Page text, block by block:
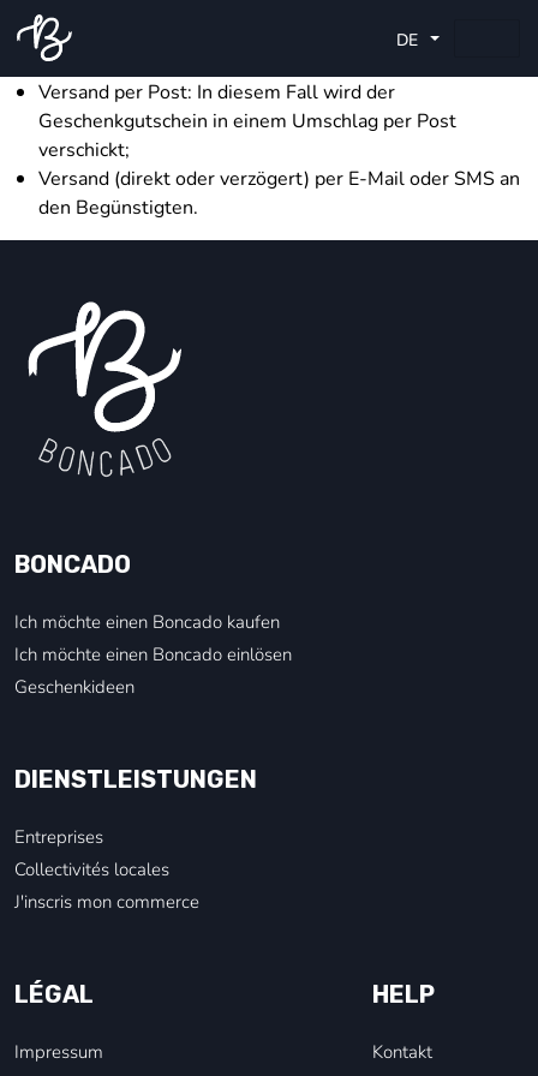
DE
Sie haben folgende Optionen:
den Geschenkgutschein direkt ausdrucken;
Versand per Post: In diesem Fall wird der
Geschenkgutschein in einem Umschlag per Post
verschickt;
Versand (direkt oder verzögert) per E-Mail oder SMS an
den Begünstigten.
BONCADO
Ich möchte einen Boncado kaufen
Ich möchte einen Boncado einlösen
Geschenkideen
DIENSTLEISTUNGEN
Entreprises
Collectivités locales
J'inscris mon commerce
LÉGAL
Impressum
HELP
Kontakt